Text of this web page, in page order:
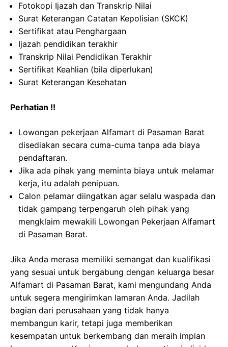
Fotokopi Ijazah dan Transkrip Nilai
Surat Keterangan Catatan Kepolisian (SKCK)
Sertifikat atau Penghargaan
Ijazah pendidikan terakhir
Transkrip Nilai Pendidikan Terakhir
Sertifikat Keahlian (bila diperlukan)
Surat Keterangan Kesehatan
Perhatian !!
Lowongan pekerjaan Alfamart di Pasaman Barat
disediakan secara cuma-cuma tanpa ada biaya
pendaftaran.
Jika ada pihak yang meminta biaya untuk melamar
kerja, itu adalah penipuan.
Calon pelamar diingatkan agar selalu waspada dan
tidak gampang terpengaruh oleh pihak yang
mengklaim mewakili Lowongan Pekerjaan Alfamart
di Pasaman Barat.
Jika Anda merasa memiliki semangat dan kualifikasi
yang sesuai untuk bergabung dengan keluarga besar
Alfamart di Pasaman Barat, kami mengundang Anda
untuk segera mengirimkan lamaran Anda. Jadilah
bagian dari perusahaan yang tidak hanya
membangun karir, tetapi juga memberikan
kesempatan untuk berkembang dan meraih impian